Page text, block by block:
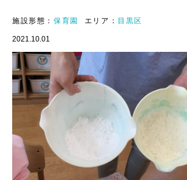
施設形態： 保育園 エリア： 目黒区
2021.10.01